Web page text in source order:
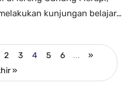
kunjungan belajar…
2 3 4 5 6 ...
»
»